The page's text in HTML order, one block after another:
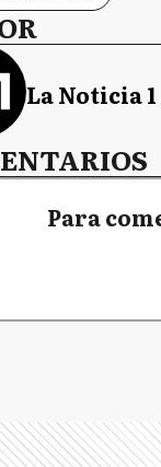
La Noticia 1
Para